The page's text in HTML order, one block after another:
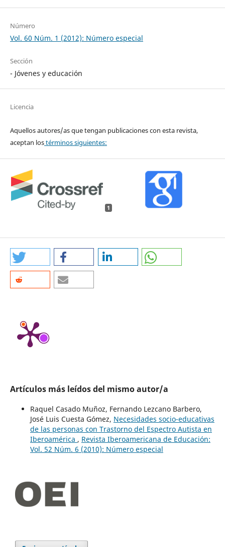
Número
Vol. 60 Núm. 1 (2012): Número especial
Sección
- Jóvenes y educación
Licencia
Aquellos autores/as que tengan publicaciones con esta revista,
aceptan lostérminos siguientes:
1
Artículos más leídos del mismo autor/a
Raquel Casado Muñoz, Fernando Lezcano Barbero,
José Luis Cuesta Gómez, Necesidades socio-educativas
de las personas con Trastorno del Espectro Autista en
Iberoamérica , Revista Iberoamericana de Educación:
Vol. 52 Núm. 6 (2010): Número especial